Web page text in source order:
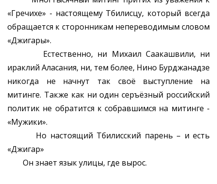
«Гречихе» - настоящему Тбилисцу, который всегда
обращается к сторонникам непереводимым словом
«Джигары».
Естественно, ни Михаил Саакашвили, ни
ираклий Аласания, ни, тем более, Нино Бурджанадзе
никогда не начнут так своё выступление на
митинге. Также как ни один серъёзный российский
политик не обратится к собравшимся на митинге -
«Мужики».
Но настоящий Тбилисский парень – и есть
«Джигар»
Он знает язык улицы, где вырос.